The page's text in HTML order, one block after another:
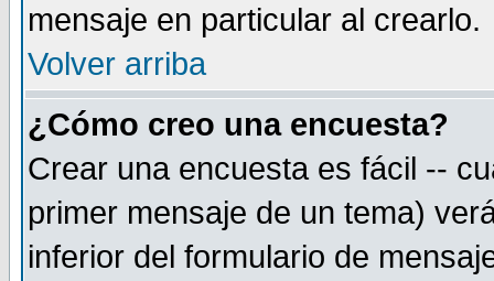
mensaje en particular al crearlo.
Volver arriba
¿Cómo creo una encuesta?
Crear una encuesta es fácil --
primer mensaje de un tema)
inferior del formulario de